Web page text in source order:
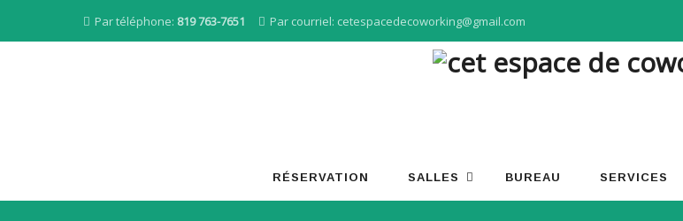
Par téléphone: 819 763-7651 Par courriel: cetespacedecoworking@gmail.com
content
RÉSERVATION SALLES BUREAU SERVICES